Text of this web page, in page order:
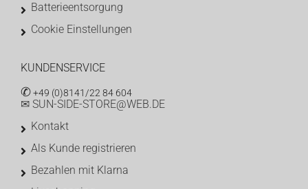
Batterieentsorgung
Cookie Einstellungen
KUNDENSERVICE
✆+49 (0)8141/22 84 604
✉ SUN-SIDE-STORE@WEB.DE
Kontakt
Als Kunde registrieren
Bezahlen mit Klarna